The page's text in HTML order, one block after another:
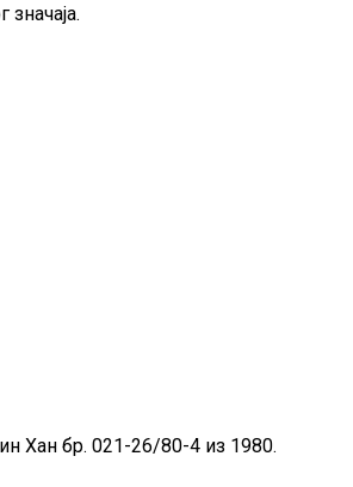
Хан бр. 021-26/80-4 из 1980.